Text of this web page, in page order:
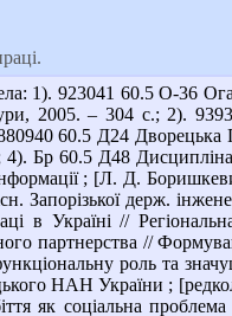
1). 923041 60.5 О-36
2005. – 304 с.; 2).
60.5 Д24 Дворецька
60.5 Д48 Дисципліна
інформації ; [Л. Д.
Запорізької держ.
в Україні //
партнерства //
роль та
НАН України ;
соціальна проблема